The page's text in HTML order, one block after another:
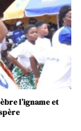
l’igname et